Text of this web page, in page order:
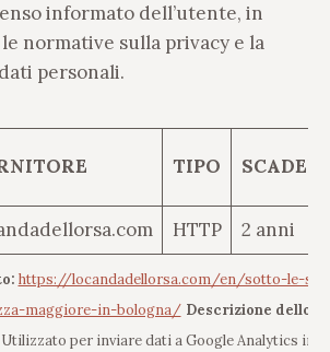
informato dell’utente, in
normative sulla privacy e la
personali.
TIPO
HTTP 2 anni
https://locandadellorsa.com/en/sotto-le-
maggiore-in-bologna/ Descrizione dello
Utilizzato per inviare dati a Google Analytics in